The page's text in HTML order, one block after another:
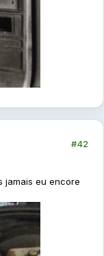
#42
jamais eu encore